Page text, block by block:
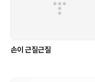
손이 근질근질